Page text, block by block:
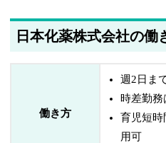
日本化薬株式会社の働
働き方
週2日ま
時差勤
育児短時
用可